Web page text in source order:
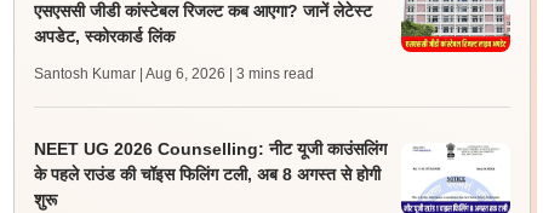
एसएससी जीडी कांस्टेबल रिजल्ट कब आएगा? जानें लेटेस्ट
अपडेट, स्कोरकार्ड लिंक
Santosh Kumar | Aug 6, 2026 | 3 mins read
NEET UG 2026 Counselling: नीट यूजी काउंसलिंग
के पहले राउंड की चॉइस फिलिंग टली, अब 8 अगस्त से होगी
शुरू